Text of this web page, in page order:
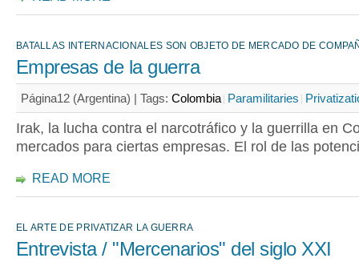
BATALLAS INTERNACIONALES SON OBJETO DE MERCADO DE
Empresas de la guerra
Página12 (Argentina) | Tags: Colombia Paramilitaries
Irak, la lucha contra el narcotráfico y la guerrilla en
mercados para ciertas empresas. El rol de las
READ MORE
EL ARTE DE PRIVATIZAR LA GUERRA
Entrevista / "Mercenarios" del siglo XXI